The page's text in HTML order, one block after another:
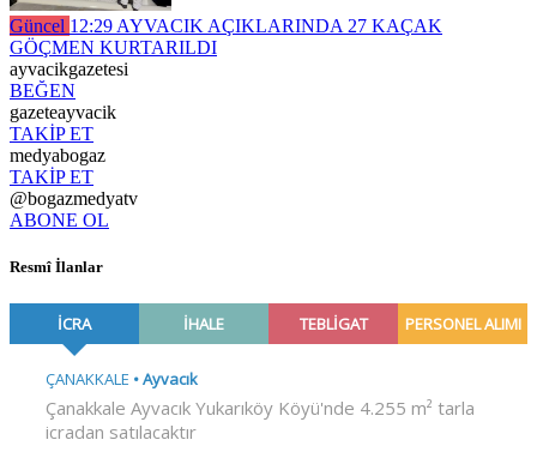
Güncel 12:29 AYVACIK AÇIKLARINDA 27 KAÇAK
GÖÇMEN KURTARILDI
ayvacikgazetesi
BEĞEN
gazeteayvacik
TAKİP ET
medyabogaz
TAKİP ET
@bogazmedyatv
ABONE OL
Resmî İlanlar